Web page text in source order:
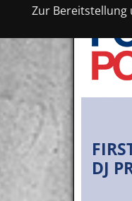
Zur Bereitstellung
DJ